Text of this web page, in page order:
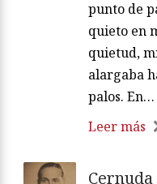
punto de
quieto en
quietud,
alargaba
palos. En…
Leer más